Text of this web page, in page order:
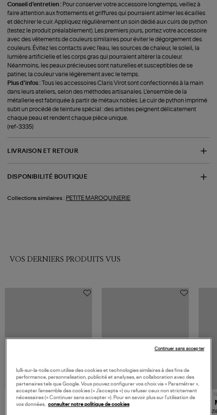
Conseil d'entretien : Pour conserver votre accessoire longtemps, veillez à
faire attention aux frottements et griffures qui pourraient abîmer les écailles
et déchirer le cuir. Appliquez régulièrement un soin dédié aux cuirs de python
(testez le produit préalablement). Les premiers jours, portez votre accessoire
avec des vêtements de couleurs similaires pour éviter le dégorgement des
couleurs. Évitez les contacts avec l'eau, les sources de chaleur, le soleil, la
lumière artificielle et les corps gras qui pourraient altérer la couleur.
Néanmoins, les peaux précieuses sont naturelles et susceptibles de se
patiner, la couleur varie légèrement avec le temps.
Plus d'infos :Tous les accessoires Claris Virot sont confectionnés à la main
dans leurs ateliers, selon des méthodes artisanales. L’ensemble de la
métallerie est fabriquée à partir de métaux nobles. Le cuir de python imprimé
subit un procédé de teinture spécial : des artistes peignent délicatement
chaque peau et rendent chaque pièce unique.
(ref-3335)
LIVRAISON ET RETOUR
DISPONIBILITÉ BOUTIQUE
Collections similaires : PETITE MAROQUINERIE
VOS DERNIERS PRODUITS VUS
JEROME DREYFUSS
NOUVELLE COLLECTION
lulli-sur-la-toile.com utilise des cookies et technologies similaires à des fins de
performance, personnalisation, publicité et analyses, en collaboration avec des
partenaires tels que Google. Vous pouvez configurer vos choix via « Paramétrer »,
accepter l’ensemble des cookies (« J’accepte ») ou refuser ceux non strictement
nécessaires (« Continuer sans accepter »). Pour en savoir plus sur l’utilisation de
vos données,
consulter notre politique de cookies
Continuer sans accepter